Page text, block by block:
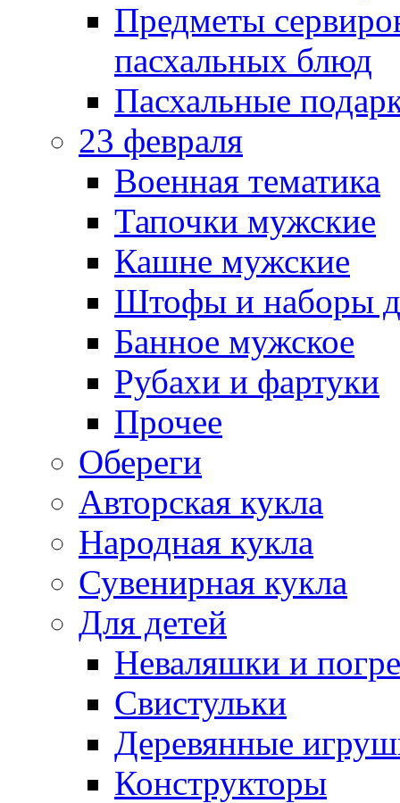
Предметы
пасхальных блюд
Пасхальные
23 февраля
Военная тематика
Тапочки мужские
Кашне мужские
Штофы и наборы
Банное мужское
Рубахи и фартуки
Прочее
Обереги
Авторская кукла
Народная кукла
Сувенирная кукла
Для детей
Неваляшки и
Свистульки
Деревянные
Конструкторы